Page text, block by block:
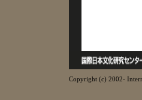
Copyright (c) 2002-